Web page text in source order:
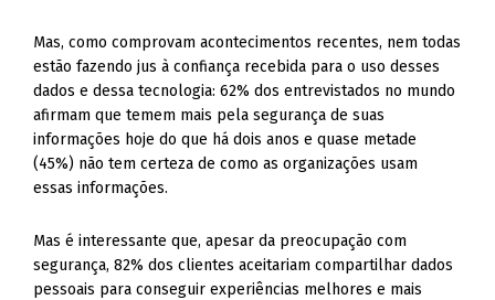
Mas, como comprovam acontecimentos recentes, nem todas
estão fazendo jus à confiança recebida para o uso desses
dados e dessa tecnologia: 62% dos entrevistados no mundo
afirmam que temem mais pela segurança de suas
informações hoje do que há dois anos e quase metade
(45%) não tem certeza de como as organizações usam
essas informações.
Mas é interessante que, apesar da preocupação com
segurança, 82% dos clientes aceitariam compartilhar dados
pessoais para conseguir experiências melhores e mais